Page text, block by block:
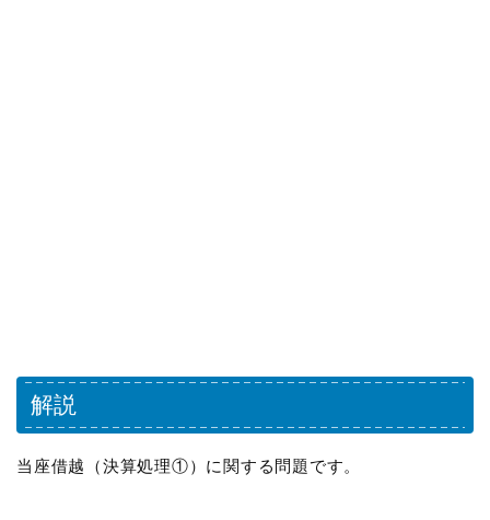
解説
当座借越（決算処理①）に関する問題です。